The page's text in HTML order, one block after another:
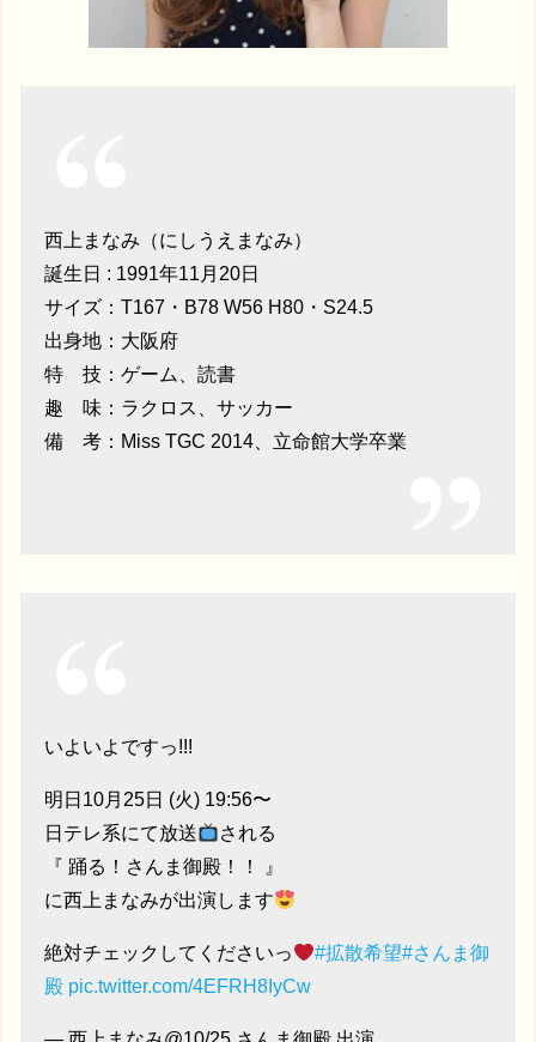
西上まなみ（にしうえまなみ）
誕生日 : 1991年11月20日
サイズ：T167・B78 W56 H80・S24.5
出身地：大阪府
特 技：ゲーム、読書
趣 味：ラクロス、サッカー
備 考：Miss TGC 2014、立命館大学卒業
いよいよですっ!!!
明日10月25日 (火) 19:56〜
日テレ系にて放送
される
『 踊る！さんま御殿！！ 』
に西上まなみが出演します
絶対チェックしてくださいっ #拡散希望#さんま御
殿 pic.twitter.com/4EFRH8IyCw